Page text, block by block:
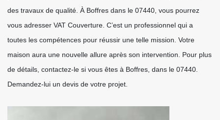
des travaux de qualité. À Boffres dans le 07440, vous pourrez
vous adresser VAT Couverture. C’est un professionnel qui a
toutes les compétences pour réussir une telle mission. Votre
maison aura une nouvelle allure après son intervention. Pour plus
de détails, contactez-le si vous êtes à Boffres, dans le 07440.
Demandez-lui un devis de votre projet.